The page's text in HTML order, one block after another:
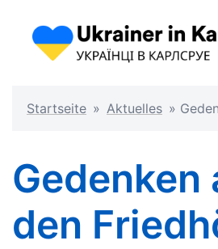
Startseite » Aktuelles »
den